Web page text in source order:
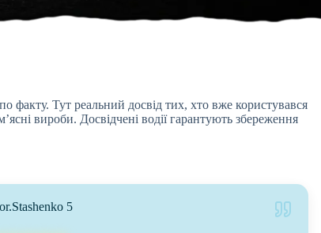
факту. Тут реальний досвід тих, хто вже користувався
вироби. Досвідчені водії гарантують збереження
5